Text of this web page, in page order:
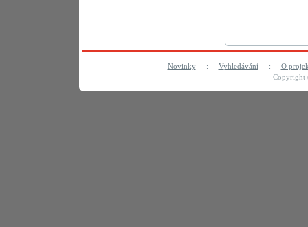
Novinky: Vyhledávání: O
Copyright